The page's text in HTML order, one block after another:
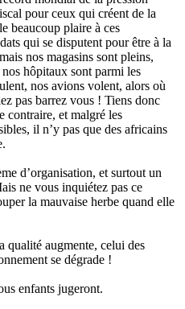
pour ceux qui créent de la
beaucoup plaire à ces
qui se disputent pour être à la
nos magasins sont pleins,
hôpitaux sont parmi les
nos avions volent, alors où
pas barrez vous ! Tiens donc
contraire, et malgré les
il n’y pas que des africains
d’organisation, et surtout un
ne vous inquiétez pas ce
la mauvaise herbe quand elle
qualité augmente, celui des
se dégrade !
enfants jugeront.